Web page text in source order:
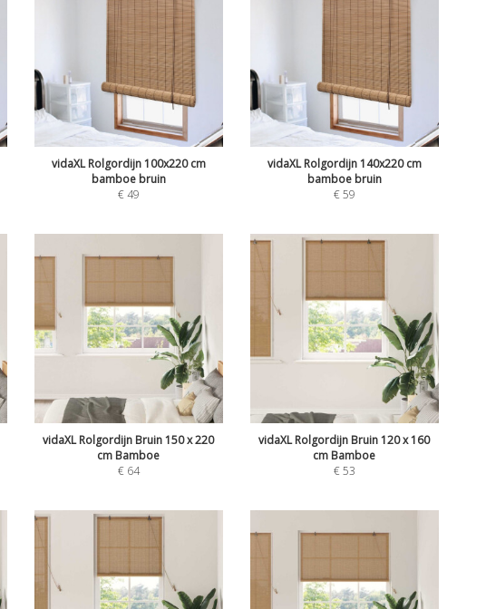
vidaXL Rolgordijn 100x220 cm
bamboe bruin
€49
vidaXL Rolgordijn 140x220 cm
bamboe bruin
€59
vidaXL Rolgordijn Bruin 150 x 220
cm Bamboe
€ 64
vidaXL Rolgordijn Bruin 120 x 160
cm Bamboe
€53